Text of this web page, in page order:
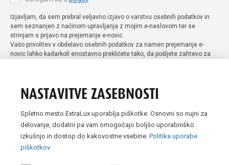
Izjavljam, da sem prebral veljavno izjavo o varstvu osebnih podatkov in
sem seznanjen z načinom upravljanja z mojim e-naslovom ter se
strinjam s prijavo na prejemanje e-novic.
Vašo privolitev v obdelavo osebnih podatkov za namen prejemanje e-
novic lahko kadarkoli enostavno prekličete tako, da pošljete zahtevo za
NASTAVITVE ZASEBNOSTI
Spletno mesto ExtraLux uporablja piškotke. Osnovni so nujni za
delovanje, dodatni pa vam omogočajo boljšo uporabniško
izkušnjo in dostop do kakovostne vsebine. Politika uporabe
piškotkov